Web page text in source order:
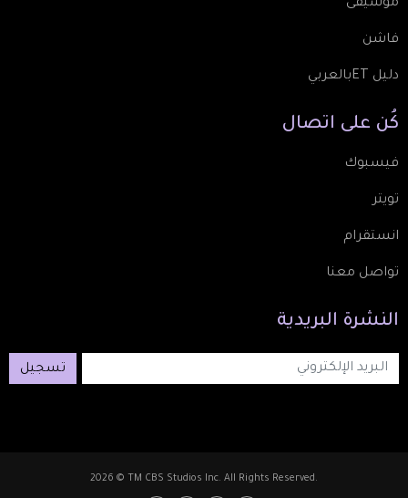
موسيقى
فاشن
دليل ETبالعربي
كُن على اتصال
فيسبوك
تويتر
انستقرام
تواصل معنا
النشرة البريدية
تسجيل
2026 © TM CBS Studios Inc. All Rights Reserved.